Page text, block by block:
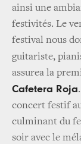
ainsi une
festivités. Le
festival nous
guitariste,
assurea la
Cafetera Roja
concert festif
culminant du
soir avec le